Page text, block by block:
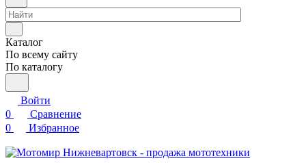
Каталог
По всему сайту
По каталогу
Войти
0
Сравнение
0
Избранное